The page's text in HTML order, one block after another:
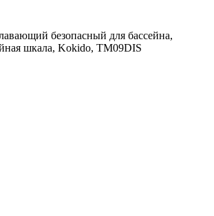
безопасный для бассейна,
шкала, Kokido, TM09DIS